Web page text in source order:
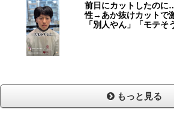
前日にカットしたのに
性→あか抜けカットで
「別人やん」「モテそ
もっと見る